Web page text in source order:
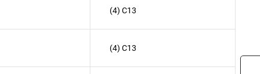
(4) C13
(4) C13